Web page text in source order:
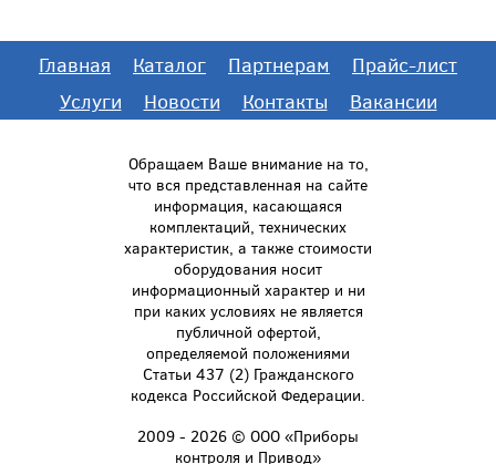
Главная Каталог Партнерам
Прайс-лист
Услуги
Новости Контакты Вакансии
Обращаем Ваше внимание на то,
что вся представленная на сайте
информация, касающаяся
комплектаций, технических
характеристик, а также стоимости
оборудования носит
информационный характер и ни
при каких условиях не является
публичной офертой,
определяемой положениями
Статьи 437 (2) Гражданского
кодекса Российской Федерации.
2009 - 2026 © ООО «Приборы
контроля и Привод»